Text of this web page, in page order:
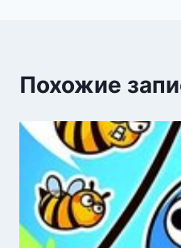
Похожие